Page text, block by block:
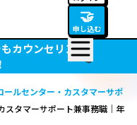
🤝
申し込む
カウンセリン
ールセンター・カスタマーサポ
スタマーサポート兼事務職｜年